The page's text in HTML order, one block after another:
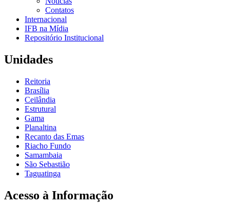
Contatos
Internacional
IFB na Mídia
Repositório Institucional
Unidades
Reitoria
Brasília
Ceilândia
Estrutural
Gama
Planaltina
Recanto das Emas
Riacho Fundo
Samambaia
São Sebastião
Taguatinga
Acesso à Informação